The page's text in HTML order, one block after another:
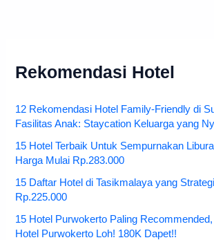
Rekomendasi Hotel
12 Rekomendasi Hotel Family-Friendly di
Fasilitas Anak: Staycation Keluarga yang
15 Hotel Terbaik Untuk Sempurnakan
Harga Mulai Rp.283.000
15 Daftar Hotel di Tasikmalaya yang
Rp.225.000
15 Hotel Purwokerto Paling
Hotel Purwokerto Loh! 180K Dapet!!